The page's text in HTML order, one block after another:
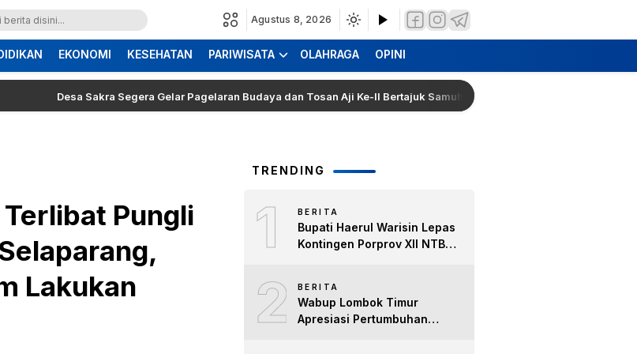
Agustus 8, 2026
EKONOMI KESEHATAN PARIWISATA OLAHRAGA OPINI
Desa Sakra Segera Gelar Pagelaran Budaya dan Tosan Aji Ke-II Bertajuk Samuhita Sakre
Pungli
Lakukan
TRENDING
1 BERITA
Bupati Haerul Warisin Lepas
Kontingen Porprov XII NTB
untuk Lombok Timur
2 BERITA
Wabup Lombok Timur
Apresiasi Pertumbuhan